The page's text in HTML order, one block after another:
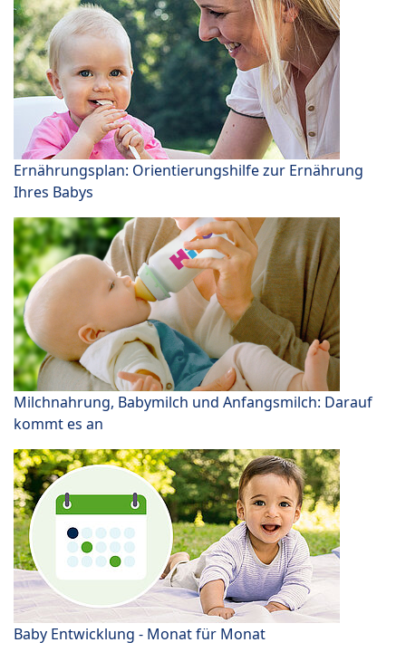
Ernährungsplan: Orientierungshilfe zur Ernährung
Ihres Babys
Milchnahrung, Babymilch und Anfangsmilch: Darauf
kommt es an
Baby Entwicklung - Monat für Monat